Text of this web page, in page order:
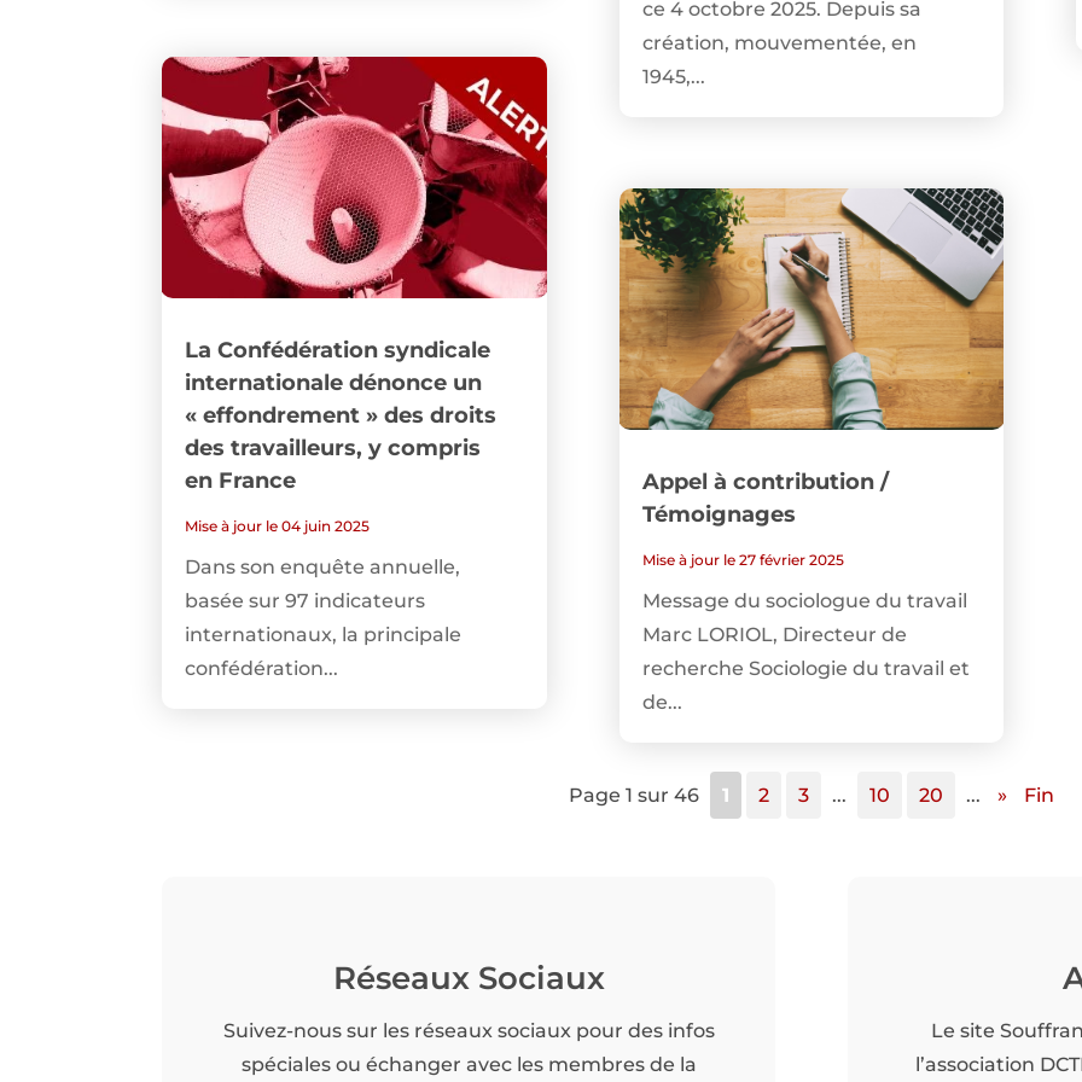
La Confédération syndicale
internationale dénonce un
« effondrement » des droits
des travailleurs, y compris
en France
Mise à jour le 04 juin 2025
Dans son enquête annuelle,
basée sur 97 indicateurs
internationaux, la principale
confédération...
ce 4 octobre 2025. Depuis sa
création, mouvementée, en
1945,...
Appel à contribution /
Témoignages
Mise à jour le 27 février 2025
Message du sociologue du travail
Marc LORIOL, Directeur de
recherche Sociologie du travail et
de...
Page 1 sur 46 1 2 3 ... 10 20 ... » Fin
Réseaux Sociaux
Suivez-nous sur les réseaux sociaux pour des infos
spéciales ou échanger avec les membres de la
Le site
l’association